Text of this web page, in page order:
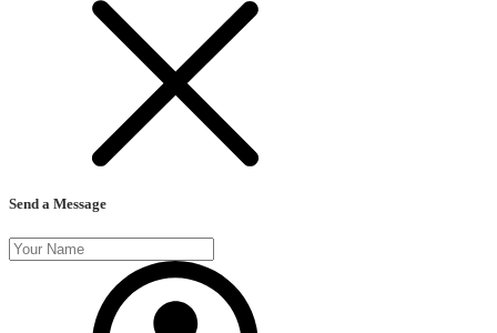
Send a Message